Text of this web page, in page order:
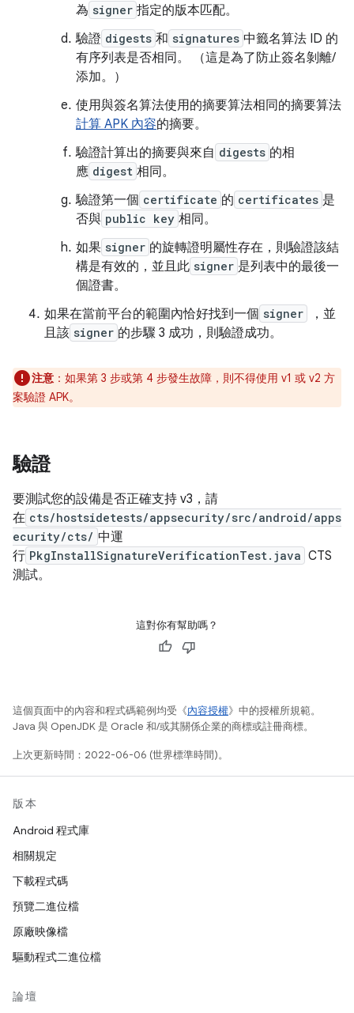
為 signer 指定的版本匹配。
驗證 digests 和 signatures 中籤名算法 ID 的
有序列表是否相同。 （這是為了防止簽名剝離/
添加。）
使用與簽名算法使用的摘要算法相同的摘要算法
計算 APK 內容的摘要。
驗證計算出的摘要與來自 digests 的相
應 digest 相同。
驗證第一個 certificate 的 certificates 是
否與 public key 相同。
如果 signer 的旋轉證明屬性存在，則驗證該結
構是有效的，並且此 signer 是列表中的最後一
個證書。
如果在當前平台的範圍內恰好找到一個 signer
，並
且該 signer 的步驟 3 成功，則驗證成功。
注意 ：如果第 3 步或第 4 步發生故障，則不得使用 v1 或 v2 方
案驗證 APK。
驗證
要測試您的設備是否正確支持 v3，請
在 cts/hostsidetests/appsecurity/src/android/apps
ecurity/cts/ 中運
行 PkgInstallSignatureVerificationTest.java CTS
測試。
這對你有幫助嗎？
這個頁面中的內容和程式碼範例均受《內容授權》中的授權所規範。
Java 與 OpenJDK 是 Oracle 和/或其關係企業的商標或註冊商標。
上次更新時間：2022-06-06 (世界標準時間)。
版本
Android 程式庫
相關規定
下載程式碼
預覽二進位檔
原廠映像檔
驅動程式二進位檔
論壇